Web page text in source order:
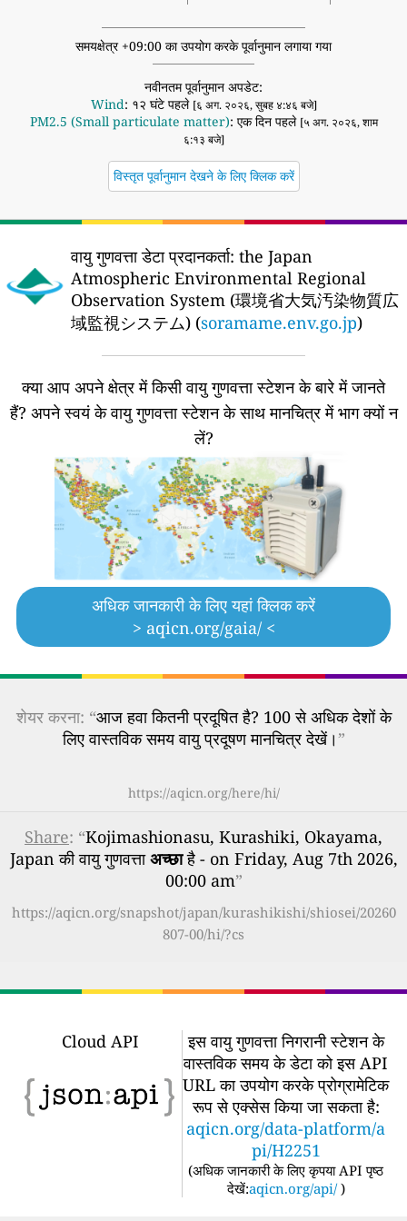
समयक्षेत्र +09:00 का उपयोग करके पूर्वानुमान लगाया गया
नवीनतम पूर्वानुमान अपडेट:
Wind: १२ घंटे पहले [६ अग. २०२६, सुबह ४:४६ बजे]
PM2.5 (Small particulate matter): एक दिन पहले [५ अग. २०२६, शाम
६:१३ बजे]
विस्तृत पूर्वानुमान देखने के लिए क्लिक करें
वायु गुणवत्ता डेटा प्रदानकर्ता: the Japan
Atmospheric Environmental Regional
Observation System (環境省大気汚染物質広
域監視システム) (soramame.env.go.jp)
क्या आप अपने क्षेत्र में किसी वायु गुणवत्ता स्टेशन के बारे में जानते
हैं? अपने स्वयं के वायु गुणवत्ता स्टेशन के साथ मानचित्र में भाग क्यों न
लें?
अधिक जानकारी के लिए यहां क्लिक करें
> aqicn.org/gaia/ <
शेयर करना: “आज हवा कितनी प्रदूषित है? 100 से अधिक देशों के
लिए वास्तविक समय वायु प्रदूषण मानचित्र देखें।”
https://aqicn.org/here/hi/
Share: “Kojimashionasu, Kurashiki, Okayama,
Japan की वायु गुणवत्ताअच्छाहै - on Friday, Aug 7th 2026,
00:00 am”
https://aqicn.org/snapshot/japan/kurashikishi/shiosei/20260
807-00/hi/?cs
Cloud API
इस वायु गुणवत्ता निगरानी स्टेशन के
वास्तविक समय के डेटा को इस API
URL का उपयोग करके प्रोग्रामेटिक
रूप से एक्सेस किया जा सकता है:
aqicn.org/data-platform/a
pi/H2251
(अधिक जानकारी के लिए कृपया API पृष्ठ
देखें:aqicn.org/api/ )